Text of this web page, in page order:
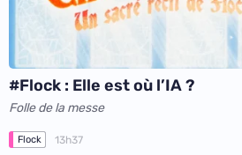
#Flock : Elle est où l’IA ?
Folle de la messe
Flock 13h37